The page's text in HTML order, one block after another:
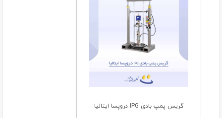
گریس پمپ بادی IPG دروپسا ایتالیا